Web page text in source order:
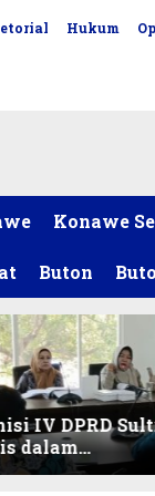
Hukum
Konawe
Buton
IV DPRD
dalam
KUA-